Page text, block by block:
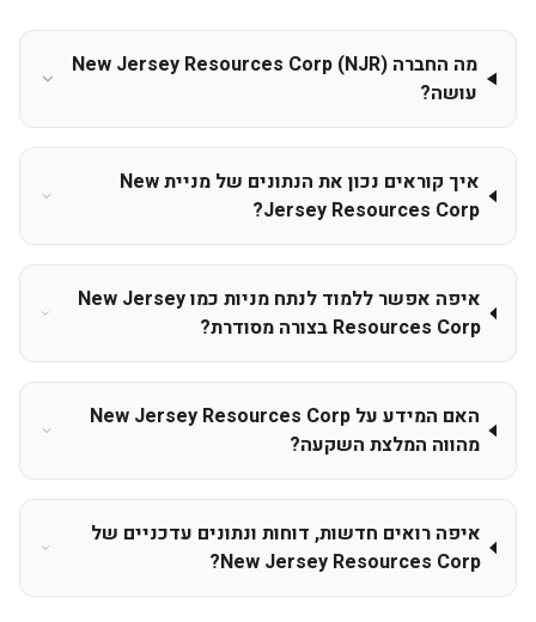
מה החברה New Jersey Resources Corp (NJR)
עושה?
איך קוראים נכון את הנתונים של מניית New
Jersey Resources Corp?
איפה אפשר ללמוד לנתח מניות כמו New Jersey
Resources Corp בצורה מסודרת?
האם המידע על New Jersey Resources Corp
מהווה המלצת השקעה?
איפה רואים חדשות, דוחות ונתונים עדכניים של
New Jersey Resources Corp?